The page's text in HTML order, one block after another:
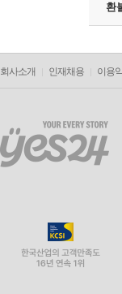
환
회사소개 인재채용 이용